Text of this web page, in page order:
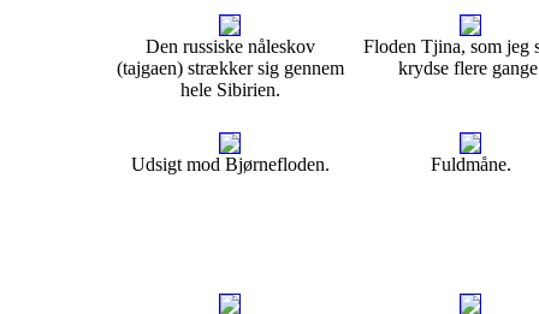
Den russiske nåleskov
(tajgaen) strækker sig gennem
hele Sibirien.
Floden Tjina, som jeg
krydse flere
Udsigt mod Bjørnefloden. Fuldmåne.